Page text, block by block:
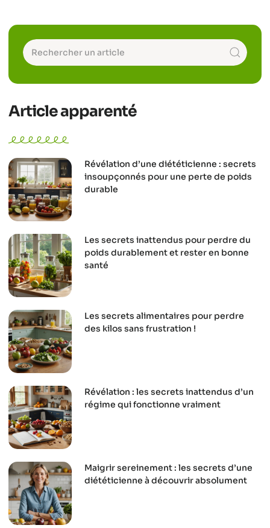
Article apparenté
Révélation d’une diététicienne : secrets
insoupçonnés pour une perte de poids
durable
Les secrets inattendus pour perdre du
poids durablement et rester en bonne
santé
Les secrets alimentaires pour perdre
des kilos sans frustration !
Révélation : les secrets inattendus d’un
régime qui fonctionne vraiment
Maigrir sereinement : les secrets d’une
diététicienne à découvrir absolument